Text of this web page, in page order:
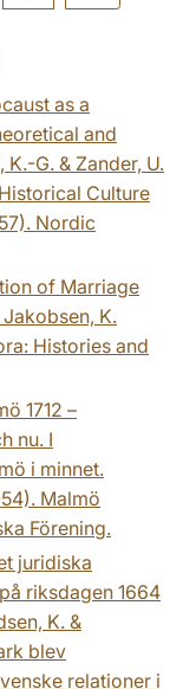
as a
and
G. & Zander, U.
Culture
Nordic
of Marriage
K.
Histories and
1712 –
nu. I
i minnet.
Malmö
Förening.
juridiska
riksdagen 1664
K. &
blev
relationer i